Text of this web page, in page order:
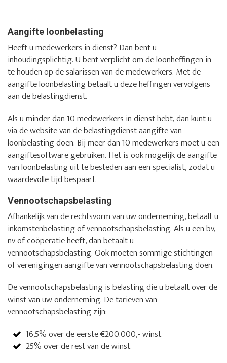
Aangifte loonbelasting
Heeft u medewerkers in dienst? Dan bent u
inhoudingsplichtig. U bent verplicht om de loonheffingen in
te houden op de salarissen van de medewerkers. Met de
aangifte loonbelasting betaalt u deze heffingen vervolgens
aan de belastingdienst.
Als u minder dan 10 medewerkers in dienst hebt, dan kunt u
via de website van de belastingdienst aangifte van
loonbelasting doen. Bij meer dan 10 medewerkers moet u een
aangiftesoftware gebruiken. Het is ook mogelijk de aangifte
van loonbelasting uit te besteden aan een specialist, zodat u
waardevolle tijd bespaart.
Vennootschapsbelasting
Afhankelijk van de rechtsvorm van uw onderneming, betaalt u
inkomstenbelasting of vennootschapsbelasting. Als u een bv,
nv of coöperatie heeft, dan betaalt u
vennootschapsbelasting. Ook moeten sommige stichtingen
of verenigingen aangifte van vennootschapsbelasting doen.
De vennootschapsbelasting is belasting die u betaalt over de
winst van uw onderneming. De tarieven van
vennootschapsbelasting zijn:
16,5% over de eerste €200.000,- winst.
25% over de rest van de winst.